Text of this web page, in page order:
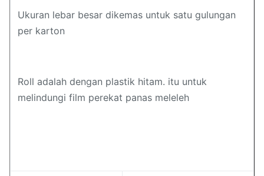
Ukuran lebar besar dikemas untuk satu gulungan
per karton
Roll adalah dengan plastik hitam. itu untuk
melindungi film perekat panas meleleh